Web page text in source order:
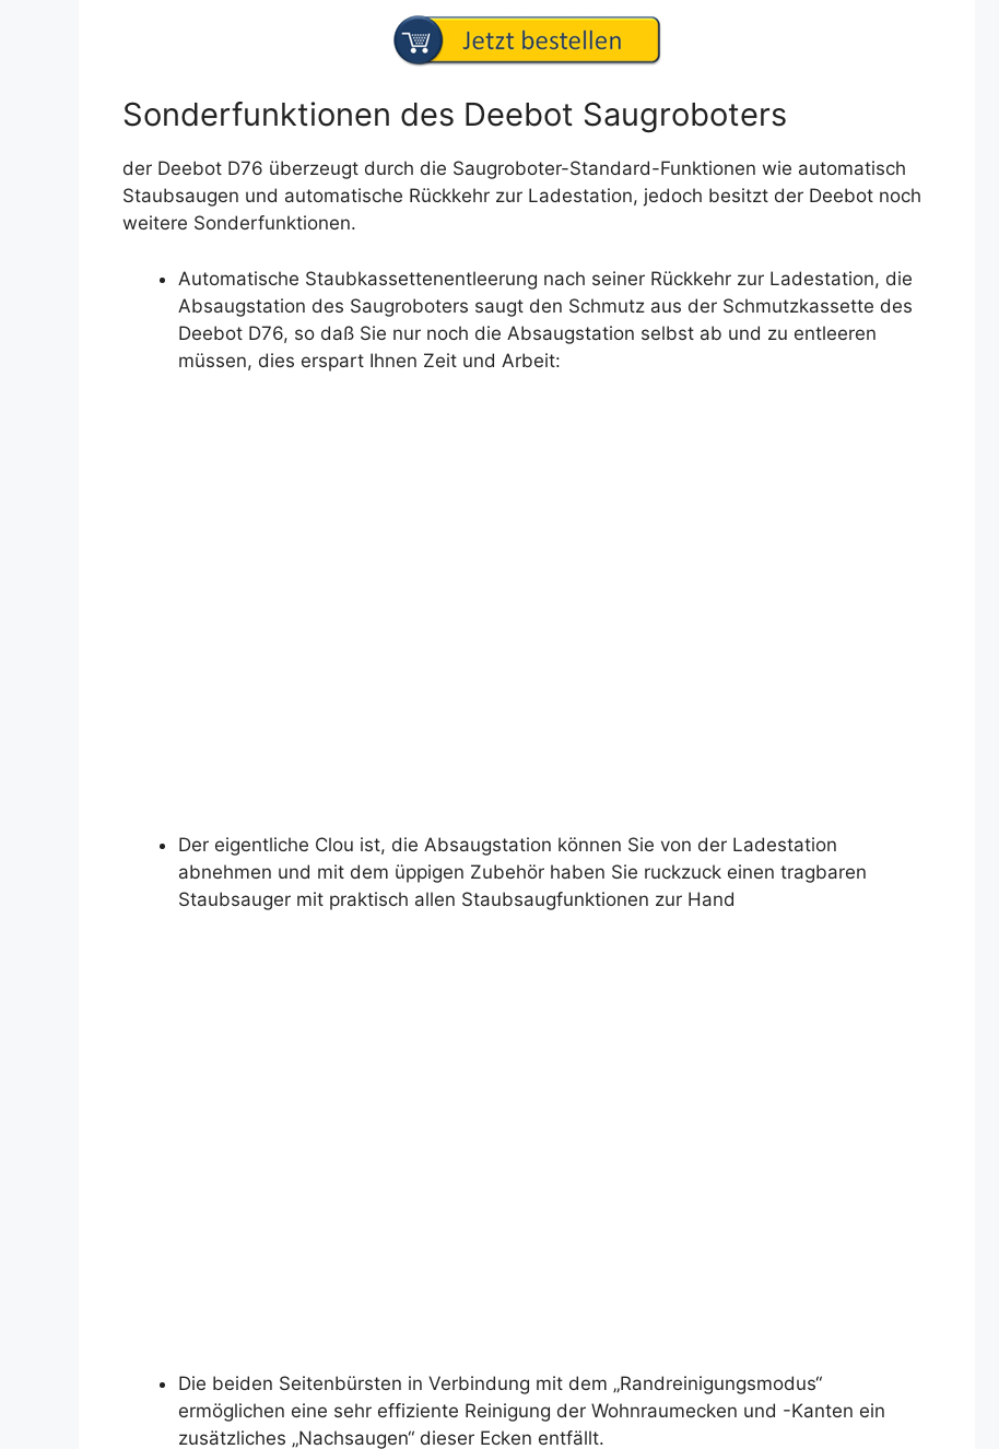
Sonderfunktionen des Deebot Saugroboters
der Deebot D76 überzeugt durch die Saugroboter-Standard-Funktionen wie automatisch
Staubsaugen und automatische Rückkehr zur Ladestation, jedoch besitzt der Deebot noch
weitere Sonderfunktionen.
Automatische Staubkassettenentleerung nach seiner Rückkehr zur Ladestation, die
Absaugstation des Saugroboters saugt den Schmutz aus der Schmutzkassette des
Deebot D76, so daß Sie nur noch die Absaugstation selbst ab und zu entleeren
müssen, dies erspart Ihnen Zeit und Arbeit:
Der eigentliche Clou ist, die Absaugstation können Sie von der Ladestation
abnehmen und mit dem üppigen Zubehör haben Sie ruckzuck einen tragbaren
Staubsauger mit praktisch allen Staubsaugfunktionen zur Hand
Die beiden Seitenbürsten in Verbindung mit dem „Randreinigungsmodus“
ermöglichen eine sehr effiziente Reinigung der Wohnraumecken und -Kanten ein
zusätzliches „Nachsaugen“ dieser Ecken entfällt.